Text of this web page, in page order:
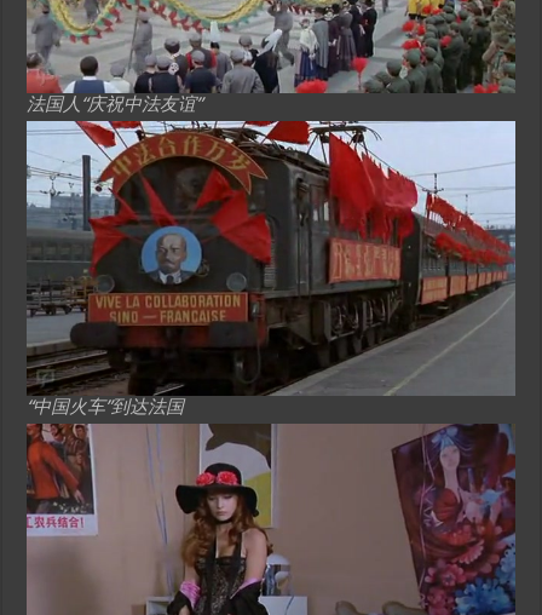
法国人“庆祝中法友谊”
“中国火车”到达法国